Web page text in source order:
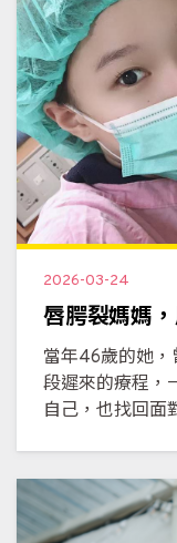
2026-03-24
唇腭裂媽媽
當年46歲的她
段遲來的療程，
自己，也找回面